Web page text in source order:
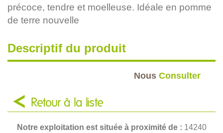
précoce, tendre et moelleuse. Idéale en pomme
de terre nouvelle
Descriptif du produit
Nous Consulter
Retour à la liste
Notre exploitation est située à proximité de : 14240